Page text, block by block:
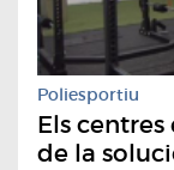
Poliesportiu
Els
de la